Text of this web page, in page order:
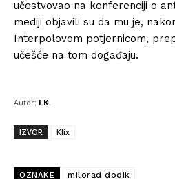
učestvovao na konferenciji o
mediji objavili su da mu je,
Interpolovom potjernicom,
učešće na tom događaju.
Autor: I.K.
IZVOR Klix
OZNAKE milorad dodik